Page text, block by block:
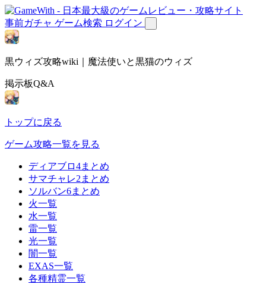
事前ガチャ ゲーム検索 ログイン
黒ウィズ攻略wiki｜魔法使いと黒猫のウィズ
掲示板Q&A
トップに戻る
ゲーム攻略一覧を見る
ディアブロ4まとめ
サマチャレ2まとめ
ソルバン6まとめ
火一覧
水一覧
雷一覧
光一覧
闇一覧
EXAS一覧
各種精霊一覧